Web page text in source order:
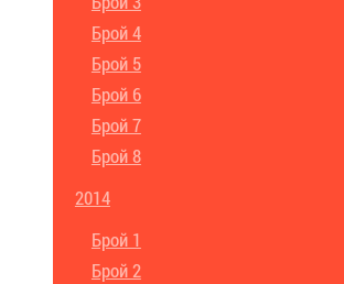
Брой 4
Брой 5
Брой 6
Брой 7
Брой 8
2014
Брой 1
Брой 2